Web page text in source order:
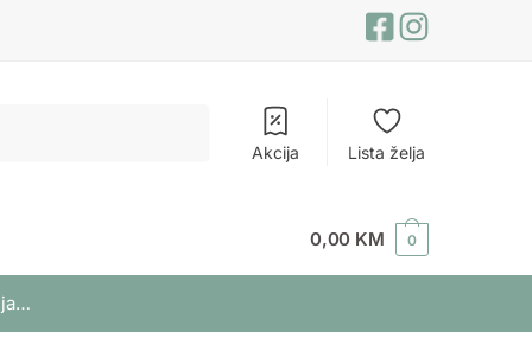
Akcija Lista želja
0,00 KM 0